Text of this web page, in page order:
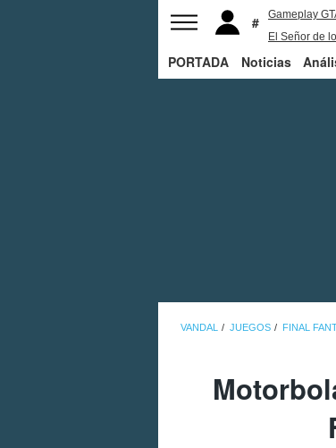
Gameplay
El Señor de
PORTADA Noticias
VANDAL JUEGOS FINAL